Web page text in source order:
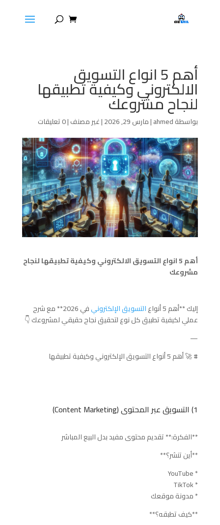
أهم 5 انواع التسويق
الالكتروني وكيفية تطبيقها
لنجاح مشروعك
بواسطةahmed
|مارس 29, 2026 |غير مصنف|0 تعليقات
أهم 5 انواع التسويق الالكتروني وكيفية تطبيقها لنجاح
مشروعك
إليك **أهم 5 أنواع التسويق الإلكتروني
في 2026** مع شرح
عملي لكيفية تطبيق كل نوع لتحقيق نجاح حقيقي لمشروعك 👇
—
# 🚀 أهم 5 أنواع التسويق الإلكتروني وكيفية تطبيقها
1) التسويق عبر المحتوى (Content Marketing)
**الفكرة:** تقديم محتوى مفيد بدل البيع المباشر
**أين تنشر؟**
* YouTube
* TikTok
* مدونة موقعك
**كيف تطبقه؟**